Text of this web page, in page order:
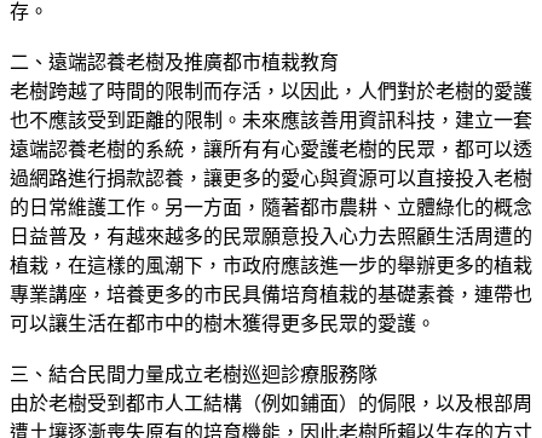
存。
二、遠端認養老樹及推廣都市植栽教育
老樹跨越了時間的限制而存活，以因此，人們對於老樹的愛護
也不應該受到距離的限制。未來應該善用資訊科技，建立一套
遠端認養老樹的系統，讓所有有心愛護老樹的民眾，都可以透
過網路進行捐款認養，讓更多的愛心與資源可以直接投入老樹
的日常維護工作。另一方面，隨著都市農耕、立體綠化的概念
日益普及，有越來越多的民眾願意投入心力去照顧生活周遭的
植栽，在這樣的風潮下，市政府應該進一步的舉辦更多的植栽
專業講座，培養更多的市民具備培育植栽的基礎素養，連帶也
可以讓生活在都市中的樹木獲得更多民眾的愛護。
三、結合民間力量成立老樹巡迴診療服務隊
由於老樹受到都市人工結構（例如鋪面）的侷限，以及根部周
遭土壤逐漸喪失原有的培育機能，因此老樹所賴以生存的方寸